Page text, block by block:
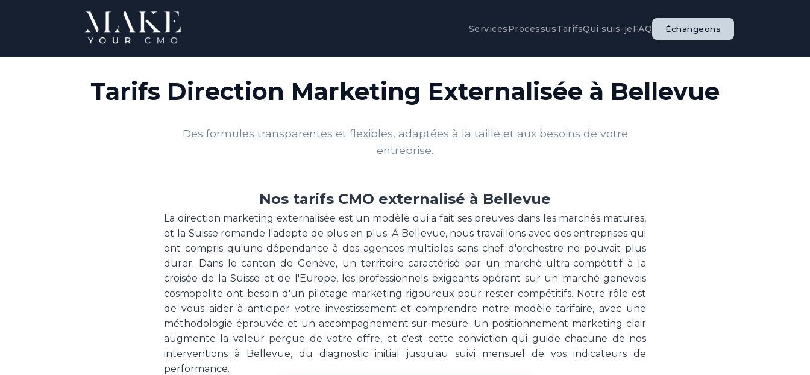
ServicesProcessusTarifsQui suis-jeFAQ Échangeons
Tarifs Direction Marketing Externalisée à Bellevue
Des formules transparentes et flexibles, adaptées à la taille et aux besoins de votre
entreprise.
Nos tarifs CMO externalisé à Bellevue
La direction marketing externalisée est un modèle qui a fait ses preuves dans les marchés matures,
et la Suisse romande l'adopte de plus en plus. À Bellevue, nous travaillons avec des entreprises qui
ont compris qu'une dépendance à des agences multiples sans chef d'orchestre ne pouvait plus
durer. Dans le canton de Genève, un territoire caractérisé par un marché ultra-compétitif à la
croisée de la Suisse et de l'Europe, les professionnels exigeants opérant sur un marché genevois
cosmopolite ont besoin d'un pilotage marketing rigoureux pour rester compétitifs. Notre rôle est
de vous aider à anticiper votre investissement et comprendre notre modèle tarifaire, avec une
méthodologie éprouvée et un accompagnement sur mesure. Un positionnement marketing clair
augmente la valeur perçue de votre offre, et c'est cette conviction qui guide chacune de nos
interventions à Bellevue, du diagnostic initial jusqu'au suivi mensuel de vos indicateurs de
performance.